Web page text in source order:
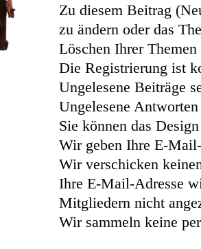
Zu diesem Beitrag
zu ändern oder das
Löschen Ihrer
Die Registrierung ist
Ungelesene Beiträge
Ungelesene
Sie können das
Wir geben Ihre E-
Wir verschicken
Ihre E-Mail-Adresse
Mitgliedern nicht
Wir sammeln keine